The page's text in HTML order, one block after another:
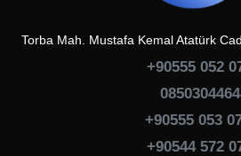
Torba Mah. Mustafa Kemal Atatürk
+90555 052
+90555 053
+90544 572